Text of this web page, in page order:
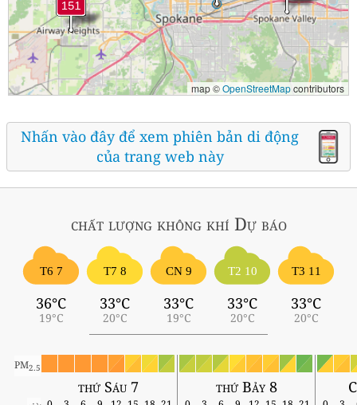
map ©OpenStreetMapcontributors
Nhấn vào đây để xem phiên bản di động
của trang web này
chất lượng không khí Dự báo
T6 7
36°C
19°C
T7 8
33°C
20°C
CN 9
33°C
19°C
T2 10
33°C
20°C
T3 11
33°C
20°C
PM2.5
thứ Sáu 7 thứ Bảy 8